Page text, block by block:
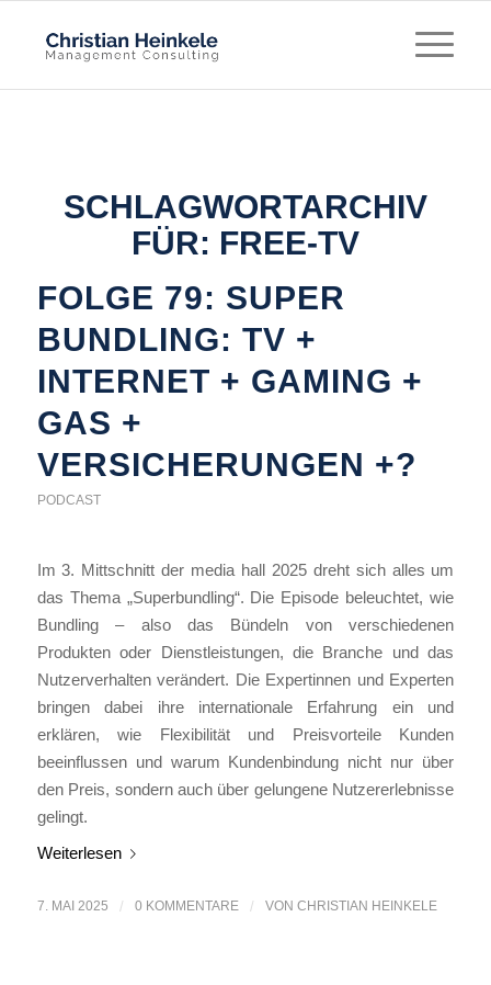
SCHLAGWORTARCHIV
FÜR: FREE-TV
FOLGE 79: SUPER
BUNDLING: TV +
INTERNET + GAMING +
GAS +
VERSICHERUNGEN +?
PODCAST
Im 3. Mittschnitt der media hall 2025 dreht sich alles um
das Thema „Superbundling“. Die Episode beleuchtet, wie
Bundling – also das Bündeln von verschiedenen
Produkten oder Dienstleistungen, die Branche und das
Nutzerverhalten verändert. Die Expertinnen und Experten
bringen dabei ihre internationale Erfahrung ein und
erklären, wie Flexibilität und Preisvorteile Kunden
beeinflussen und warum Kundenbindung nicht nur über
den Preis, sondern auch über gelungene Nutzererlebnisse
gelingt.
Weiterlesen
7. MAI 2025 / 0 KOMMENTARE / VON CHRISTIAN HEINKELE